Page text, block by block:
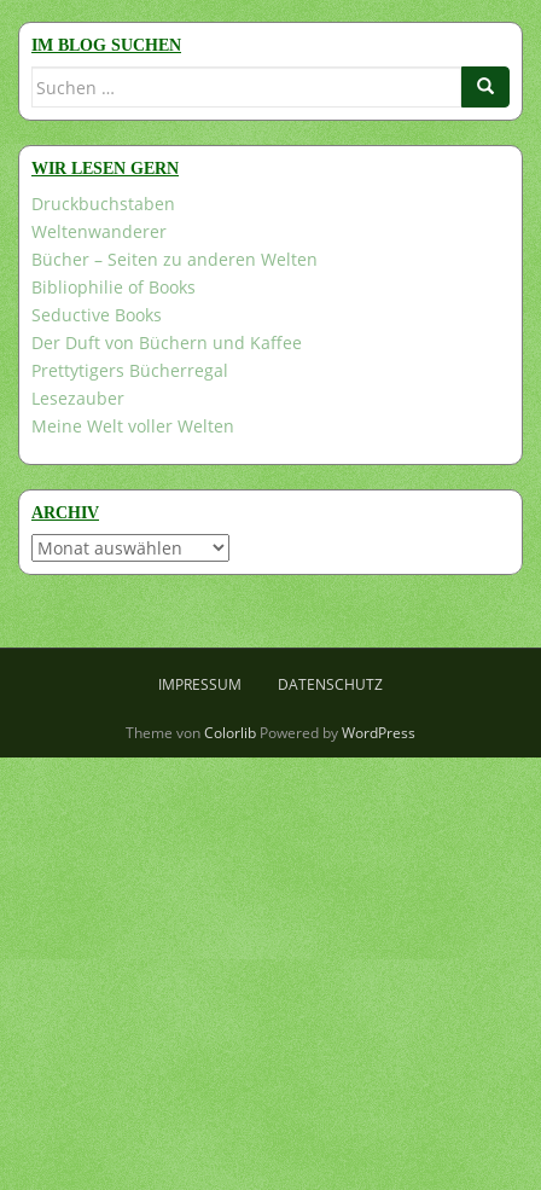
IM BLOG SUCHEN
Suchen
WIR LESEN GERN
Druckbuchstaben
Weltenwanderer
Bücher – Seiten zu anderen Welten
Bibliophilie of Books
Seductive Books
Der Duft von Büchern und Kaffee
Prettytigers Bücherregal
Lesezauber
Meine Welt voller Welten
ARCHIV
Archiv
IMPRESSUM DATENSCHUTZ
Theme vonColorlib Powered byWordPress